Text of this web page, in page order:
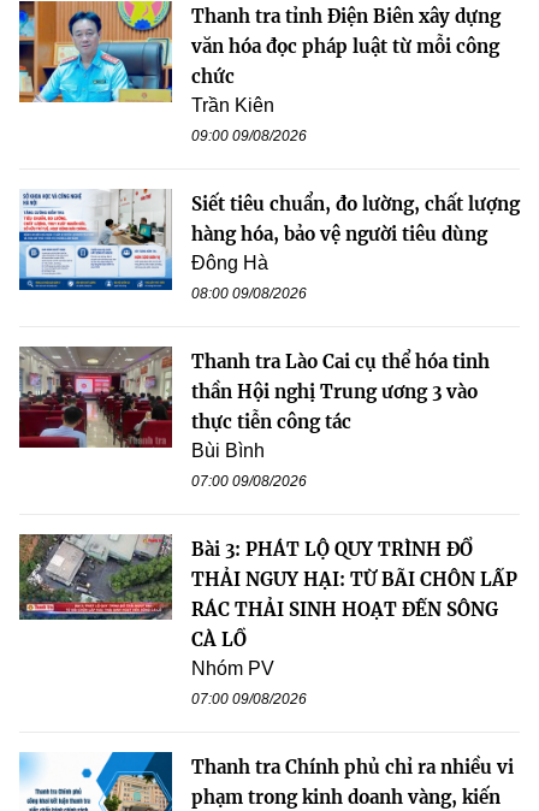
Thanh tra tỉnh Điện Biên xây dựng
văn hóa đọc pháp luật từ mỗi công
chức
Trần Kiên
09:00 09/08/2026
Siết tiêu chuẩn, đo lường, chất lượng
hàng hóa, bảo vệ người tiêu dùng
Đông Hà
08:00 09/08/2026
Thanh tra Lào Cai cụ thể hóa tinh
thần Hội nghị Trung ương 3 vào
thực tiễn công tác
Bùi Bình
07:00 09/08/2026
Bài 3: PHÁT LỘ QUY TRÌNH ĐỔ
THẢI NGUY HẠI: TỪ BÃI CHÔN LẤP
RÁC THẢI SINH HOẠT ĐẾN SÔNG
CÀ LỒ
Nhóm PV
07:00 09/08/2026
Thanh tra Chính phủ chỉ ra nhiều vi
phạm trong kinh doanh vàng, kiến